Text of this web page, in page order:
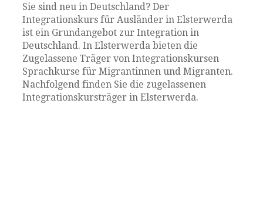
Sie sind neu in Deutschland? Der
Integrationskurs für Ausländer in Elsterwerda
ist ein Grundangebot zur Integration in
Deutschland. In Elsterwerda bieten die
Zugelassene Träger von Integrationskursen
Sprachkurse für Migrantinnen und Migranten.
Nachfolgend finden Sie die zugelassenen
Integrationskursträger in Elsterwerda.